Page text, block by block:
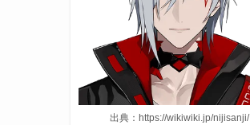
出典：https://wikiwiki.jp/nijisanji/